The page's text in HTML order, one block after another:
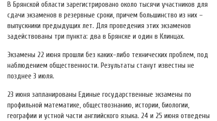
В Брянской области зарегистрировано около тысячи участников для
сдачи экзаменов в резервные сроки, причем большинство из них –
выпускники предыдущих лет. Для проведения этих экзаменов
задействованы три пункта: два в Брянске и один в Клинцах.
Экзамены 22 июня прошли без каких-либо технических проблем, под
наблюдением общественности. Результаты станут известны не
позднее 3 июля.
23 июня запланированы Единые государственные экзамены по
профильной математике, обществознанию, истории, биологии,
географии и устной части английского языка. 24 и 25 июня отведены